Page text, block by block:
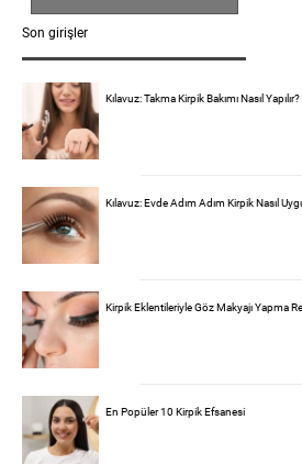
Son girişler
Kılavuz: Takma Kirpik Bakımı Nasıl Yapılır?
Kılavuz: Evde Adım Adım Kirpik Nasıl
Kirpik Eklentileriyle Göz Makyajı Yapma
En Popüler 10 Kirpik Efsanesi